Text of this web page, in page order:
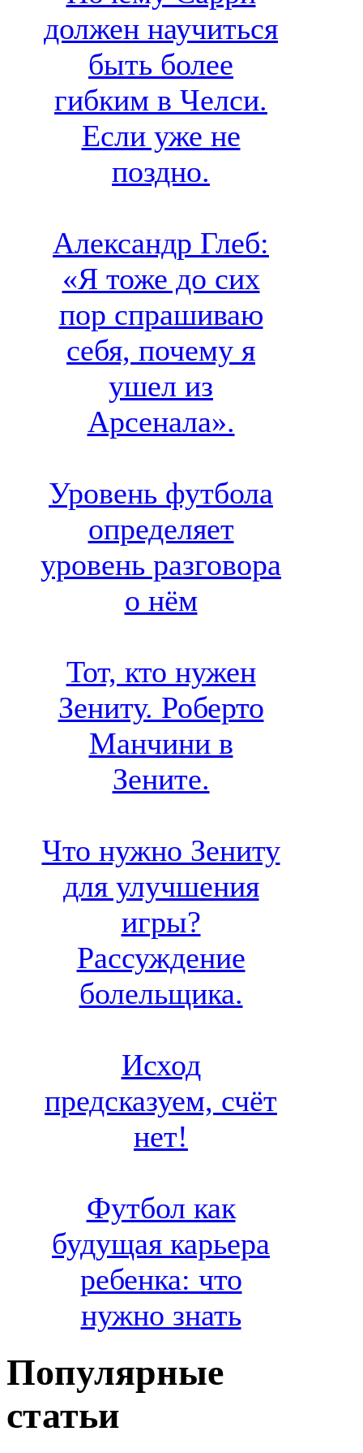
должен научиться
быть более
гибким в Челси.
Если уже не
поздно.
Александр Глеб:
«Я тоже до сих
пор спрашиваю
себя, почему я
ушел из
Арсенала».
Уровень футбола
определяет
уровень разговора
о нём
Тот, кто нужен
Зениту. Роберто
Манчини в
Зените.
Что нужно Зениту
для улучшения
игры?
Рассуждение
болельщика.
Исход
предсказуем, счёт
нет!
Футбол как
будущая карьера
ребенка: что
нужно знать
Популярные
статьи